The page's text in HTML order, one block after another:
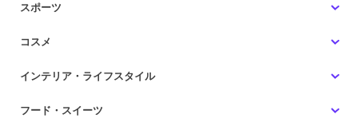
スポーツ
コスメ
インテリア・ライフスタイル
フード・スイーツ